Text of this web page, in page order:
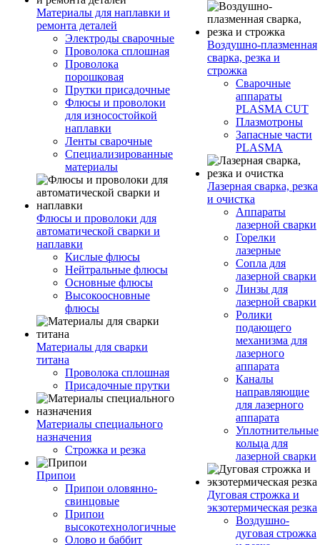
Материалы для наплавки и
ремонта деталей
Электроды сварочные
Проволока сплошная
Проволока
порошковая
Прутки присадочные
Флюсы и проволоки
для износостойкой
наплавки
Ленты сварочные
Специализированные
материалы
Флюсы и проволоки для
автоматической сварки и
наплавки
Кислые флюсы
Нейтральные флюсы
Основные флюсы
Высокоосновные
флюсы
Материалы для сварки
титана
Проволока сплошная
Присадочные прутки
Материалы специального
назначения
Строжка и резка
Припои
Припои оловянно-
свинцовые
Припои
высокотехнологичные
Олово и баббит
Воздушно-плазменная
сварка, резка и
строжка
Сварочные
аппараты
PLASMA CUT
Плазмотроны
Запасные части
PLASMA
Лазерная сварка, резка
и очистка
Аппараты
лазерной сварки
Горелки
лазерные
Сопла для
лазерной сварки
Линзы для
лазерной сварки
Ролики
подающего
механизма для
лазерного
аппарата
Каналы
направляющие
для лазерного
аппарата
Уплотнительные
кольца для
лазерной сварки
Дуговая строжка и
экзотермическая резка
Воздушно-
дуговая строжка